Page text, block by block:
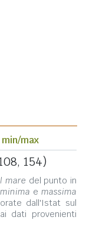
min/max
154)
mare del punto in
minima e massima
dall'Istat sul
dati provenienti